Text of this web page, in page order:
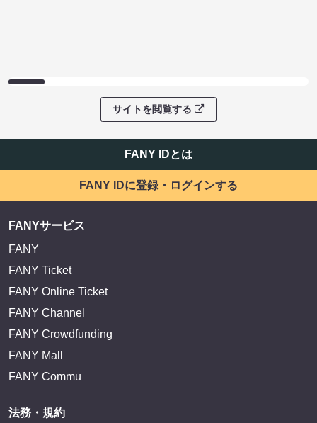
サイトを閲覧する
FANY IDとは
FANY IDに登録・ログインする
FANYサービス
FANY
FANY Ticket
FANY Online Ticket
FANY Channel
FANY Crowdfunding
FANY Mall
FANY Commu
法務・規約